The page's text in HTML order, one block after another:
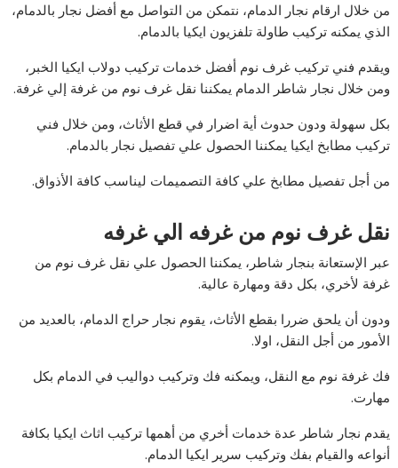
من خلال ارقام نجار الدمام، نتمكن من التواصل مع أفضل نجار بالدمام،
الذي يمكنه تركيب طاولة تلفزيون ايكيا بالدمام.
ويقدم فني تركيب غرف نوم أفضل خدمات تركيب دولاب ايكيا الخبر،
ومن خلال نجار شاطر الدمام يمكننا نقل غرف نوم من غرفة إلي غرفة.
بكل سهولة ودون حدوث أية اضرار في قطع الأثاث، ومن خلال فني
تركيب مطابخ ايكيا يمكننا الحصول علي تفصيل نجار بالدمام.
من أجل تفصيل مطابخ علي كافة التصميمات ليناسب كافة الأذواق.
نقل غرف نوم من غرفه الي غرفه
عبر الإستعانة بنجار شاطر، يمكننا الحصول علي نقل غرف نوم من
غرفة لأخري، بكل دقة ومهارة عالية.
ودون أن يلحق ضررا بقطع الأثاث، يقوم نجار حراج الدمام، بالعديد من
الأمور من أجل النقل، اولا.
فك غرفة نوم مع النقل، ويمكنه فك وتركيب دواليب في الدمام بكل
مهارت.
يقدم نجار شاطر عدة خدمات أخري من أهمها تركيب اثاث ايكيا بكافة
أنواعه والقيام بفك وتركيب سرير ايكيا الدمام.